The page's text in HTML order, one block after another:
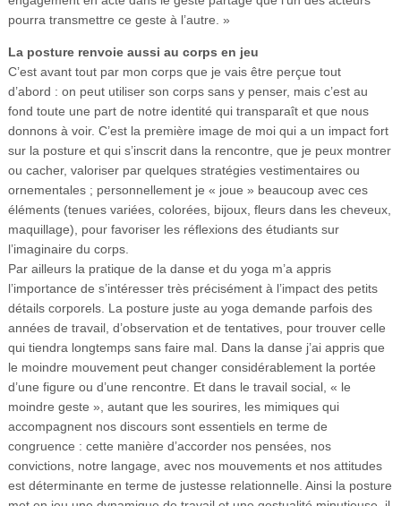
pourra transmettre ce geste à l’autre. »
La posture renvoie aussi au corps en jeu
C’est avant tout par mon corps que je vais être perçue tout
d’abord : on peut utiliser son corps sans y penser, mais c’est au
fond toute une part de notre identité qui transparaît et que nous
donnons à voir. C’est la première image de moi qui a un impact fort
sur la posture et qui s’inscrit dans la rencontre, que je peux montrer
ou cacher, valoriser par quelques stratégies vestimentaires ou
ornementales ; personnellement je « joue » beaucoup avec ces
éléments (tenues variées, colorées, bijoux, fleurs dans les cheveux,
maquillage), pour favoriser les réflexions des étudiants sur
l’imaginaire du corps.
Par ailleurs la pratique de la danse et du yoga m’a appris
l’importance de s’intéresser très précisément à l’impact des petits
détails corporels. La posture juste au yoga demande parfois des
années de travail, d’observation et de tentatives, pour trouver celle
qui tiendra longtemps sans faire mal. Dans la danse j’ai appris que
le moindre mouvement peut changer considérablement la portée
d’une figure ou d’une rencontre. Et dans le travail social, « le
moindre geste », autant que les sourires, les mimiques qui
accompagnent nos discours sont essentiels en terme de
congruence : cette manière d’accorder nos pensées, nos
convictions, notre langage, avec nos mouvements et nos attitudes
est déterminante en terme de justesse relationnelle. Ainsi la posture